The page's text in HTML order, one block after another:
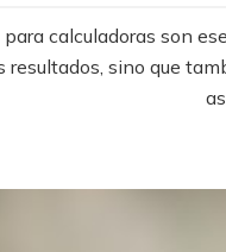
calculadoras son
resultados, sino que